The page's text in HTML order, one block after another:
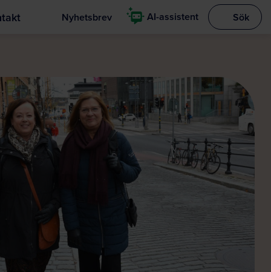
Nyhetsbrev AI-assistent Visa
Sök